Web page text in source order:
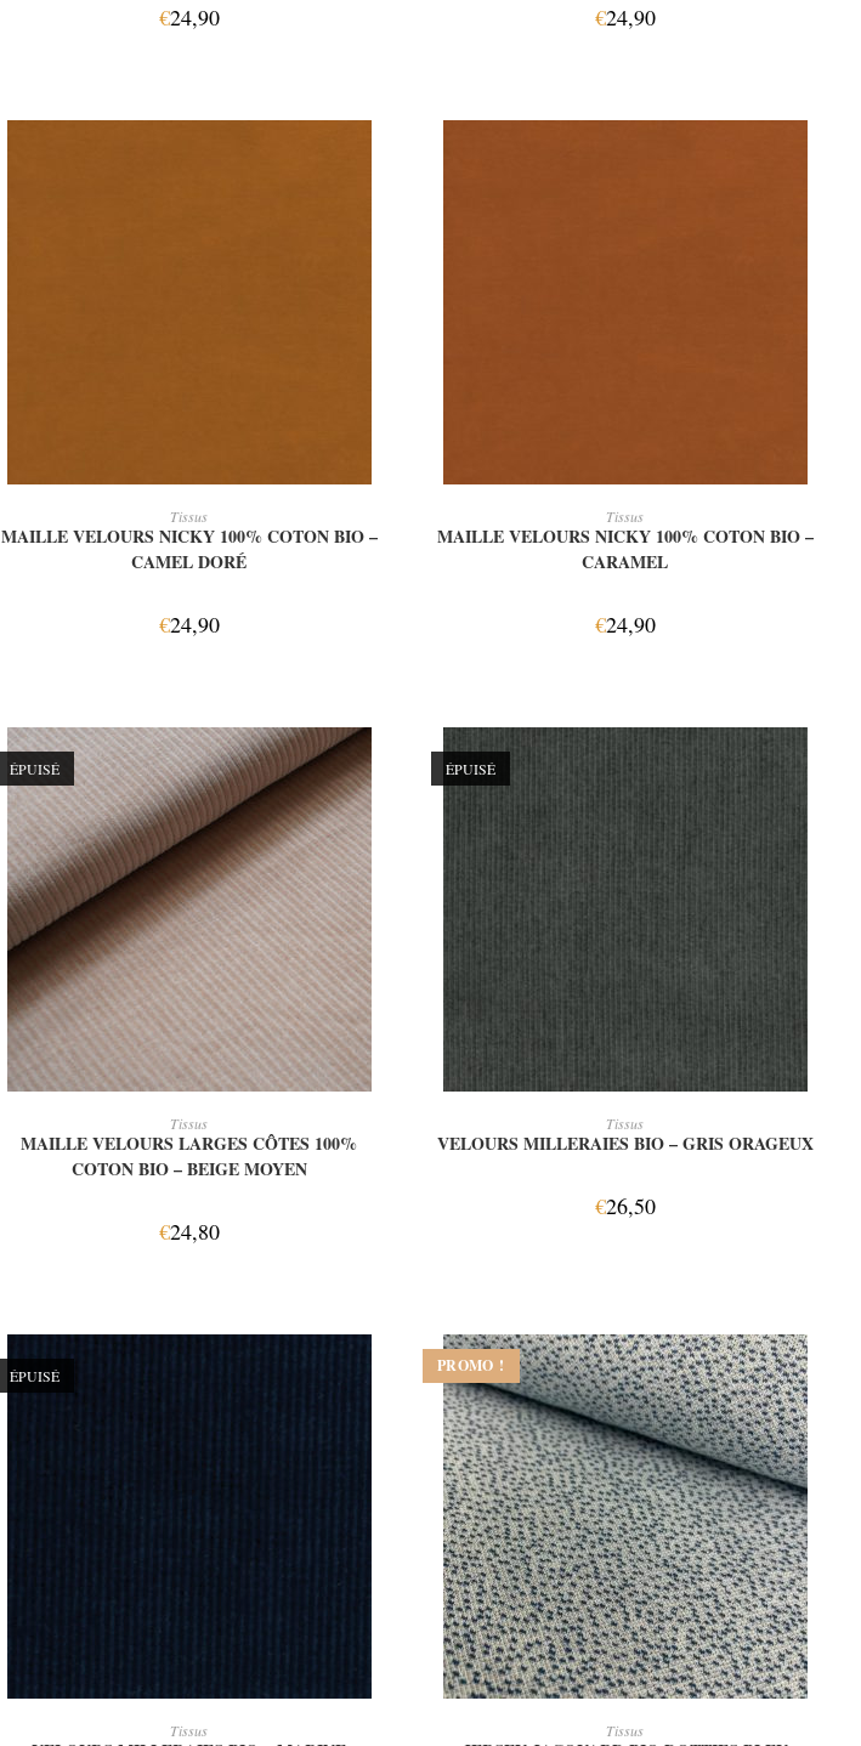
€24,90 €24,90
Tissus
MAILLE VELOURS NICKY 100% COTON BIO –
CAMEL DORÉ
€24,90
Tissus
MAILLE VELOURS NICKY 100% COTON BIO –
CARAMEL
€24,90
ÉPUISÉ
Tissus
MAILLE VELOURS LARGES CÔTES 100%
COTON BIO – BEIGE MOYEN
€24,80
ÉPUISÉ
Tissus
VELOURS MILLERAIES BIO – GRIS ORAGEUX
€26,50
ÉPUISÉ
Tissus
PROMO !
Tissus